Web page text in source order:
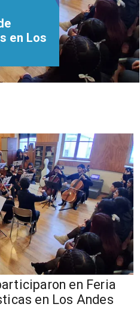
en Feria
en Los Andes
en Los